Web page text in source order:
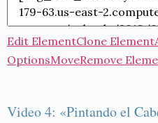
Edit ElementClone Element
OptionsMoveRemove
Video 4: «Pintando el